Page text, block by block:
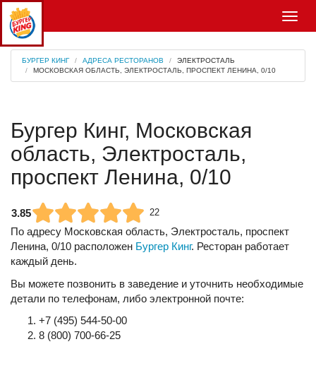
Меню
БУРГЕР КИНГ АДРЕСА РЕСТОРАНОВ
ЭЛЕКТРОСТАЛЬ
МОСКОВСКАЯ ОБЛАСТЬ, ЭЛЕКТРОСТАЛЬ, ПРОСПЕКТ ЛЕНИНА, 0/10
Бургер Кинг, Московская
область, Электросталь,
проспект Ленина, 0/10
3.85 22
По адресу Московская область, Электросталь, проспект
Ленина, 0/10 расположен Бургер Кинг. Ресторан работает
каждый день.
Вы можете позвонить в заведение и уточнить необходимые
детали по телефонам, либо электронной почте:
+7 (495) 544-50-00
8 (800) 700-66-25